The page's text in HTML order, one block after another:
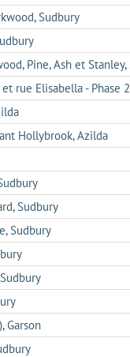
Sudbury
Pine, Ash et
rue Elisabella - Phase 2
Hollybrook, Azilda
Sudbury
Sudbury
Garson